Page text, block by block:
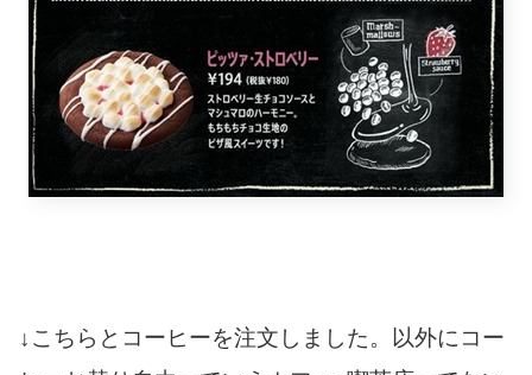
↓こちらとコーヒーを注文しました。以外にコー